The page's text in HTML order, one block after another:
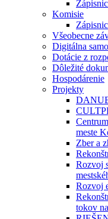
Komisie
Všeobecne
Digitálna
Dotácie z
Dôležité
Hospodárenie
Projekty
meste
Zber a
Rozvoj
Rozvoj
tokov